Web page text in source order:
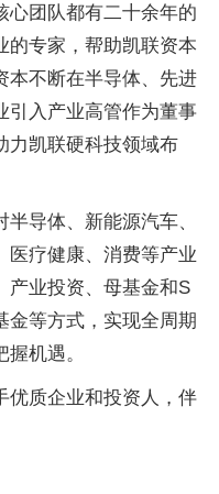
心团队都有二十余年的
的专家，帮助凯联资本
本不断在半导体、先进
引入产业高管作为董事
力凯联硬科技领域布
导体、新能源汽车、
医疗健康、消费等产业
产业投资、母基金和S
金等方式，实现全周期
机遇。
优质企业和投资人，伴